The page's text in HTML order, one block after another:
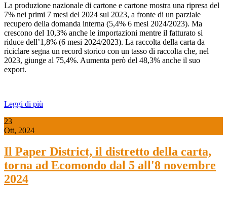
La produzione nazionale di cartone e cartone mostra una ripresa del
7% nei primi 7 mesi del 2024 sul 2023, a fronte di un parziale
recupero della domanda interna (5,4% 6 mesi 2024/2023). Ma
crescono del 10,3% anche le importazioni mentre il fatturato si
riduce dell’1,8% (6 mesi 2024/2023). La raccolta della carta da
riciclare segna un record storico con un tasso di raccolta che, nel
2023, giunge al 75,4%. Aumenta però del 48,3% anche il suo
export.
Leggi di più
23
Ott, 2024
Il Paper District, il distretto della carta,
torna ad Ecomondo dal 5 all'8 novembre
2024